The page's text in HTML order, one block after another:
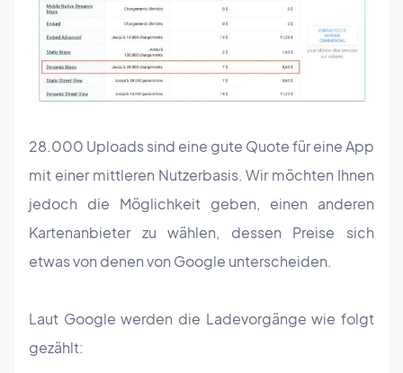
28.000 Uploads sind eine gute Quote für eine App
mit einer mittleren Nutzerbasis. Wir möchten Ihnen
jedoch die Möglichkeit geben, einen anderen
Kartenanbieter zu wählen, dessen Preise sich
etwas von denen von Google unterscheiden.
Laut Google werden die Ladevorgänge wie folgt
gezählt: